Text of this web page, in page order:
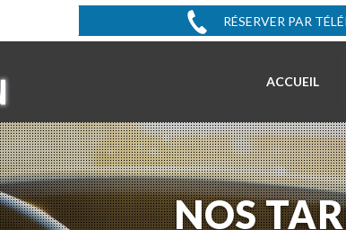
ACCUEIL
RÉSERVER PAR